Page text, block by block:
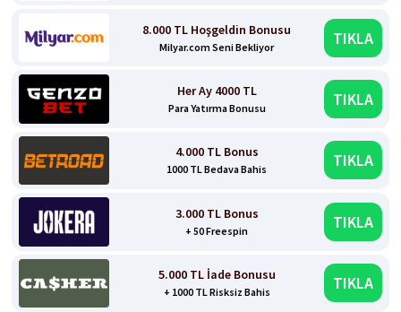
8.000 TL Hoşgeldin Bonusu
Milyar.com Seni Bekliyor TIKLA
Her Ay 4000 TL
Para Yatırma Bonusu TIKLA
4.000 TL Bonus
1000 TL Bedava Bahis TIKLA
3.000 TL Bonus
+ 50 Freespin TIKLA
5.000 TL İade Bonusu
+ 1000 TL Risksiz Bahis TIKLA